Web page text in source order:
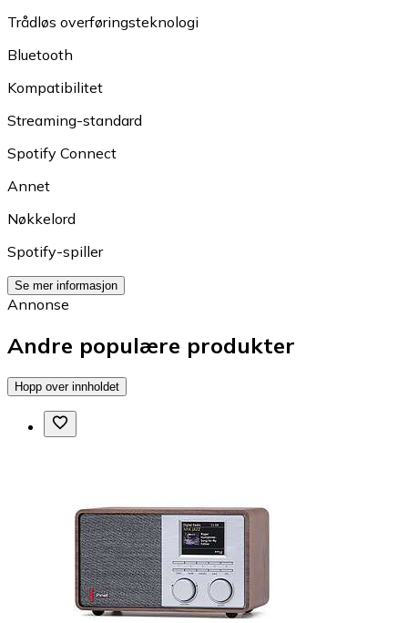
Trådløs overføringsteknologi
Bluetooth
Kompatibilitet
Streaming-standard
Spotify Connect
Annet
Nøkkelord
Spotify-spiller
Se mer informasjon
Annonse
Andre populære produkter
Hopp over innholdet